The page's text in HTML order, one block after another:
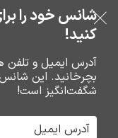
عبور به ناوبری
رفتن به محتوای اصلی
0 ریال
محصولات برچسب
فروشگاه نوین تراشه گنجی
شانس خود را
کنید!
آدرس ایمیل و تلفن
بچرخانید. این
شگفت‌انگیز است!